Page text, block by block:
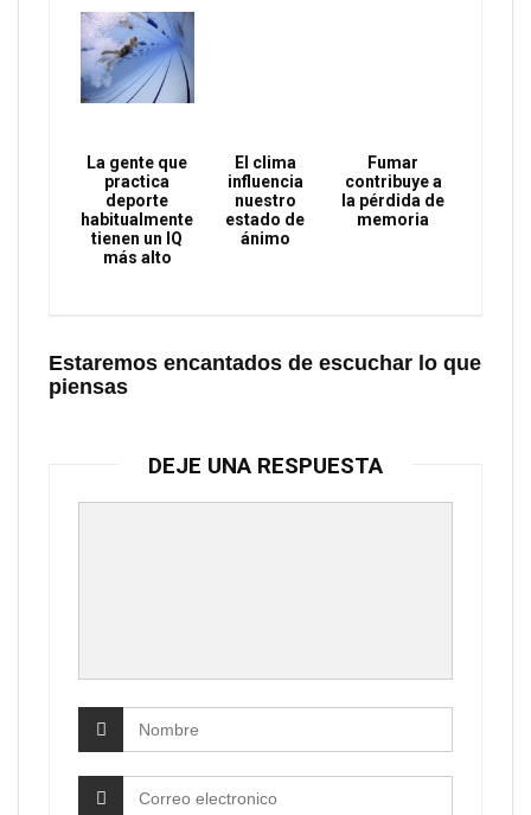
La gente que
practica
deporte
habitualmente
tienen un IQ
más alto
El clima
influencia
nuestro
estado de
ánimo
Fumar
contribuye a
la pérdida de
memoria
Estaremos encantados de escuchar lo que
piensas
DEJE UNA RESPUESTA